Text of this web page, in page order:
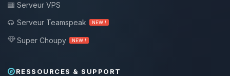
Serveur VPS
Serveur Teamspeak
NEW !
Super Choupy NEW !
RESSOURCES & SUPPORT